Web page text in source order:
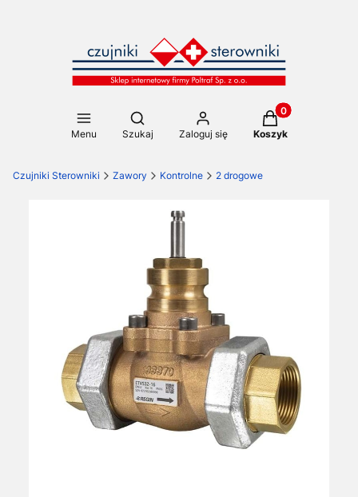
Menu
Otwórz wyszukiwarkę
Szukaj Zaloguj się
Produkty w
Koszyk
Czujniki Sterowniki Zawory Kontrolne 2 drogowe